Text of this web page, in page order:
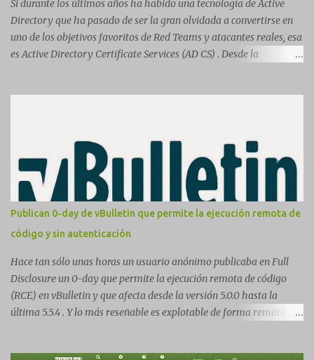
Si durante los últimos años ha habido una tecnología de Active
Directory que ha pasado de ser la gran olvidada a convertirse en
uno de los objetivos favoritos de Red Teams y atacantes reales, esa
es Active Directory Certificate Services (AD CS) . Desde la
elevación de privilegios que afecta a Microsoft Active Directory
Certificate Services y que, según Microsoft, permite que un usuario
autenticado eleve privilegios a través de la red debido a un
problema de autorización. La vulnerabilidad ha recibido una
puntuación CVSS 8.8 y ya dispone de un Proof of Concept público.
Lo interesante de Certighost no es únicamente la vulnerabilidad,
sino el objetivo final. Mientras muchos ataques contra AD CS
buscan obtener un certificado válido para ...
Publican 0-day de vBulletin que permite la ejecución remota de
código y sin autenticación
Hace tan sólo unas horas un usuario anónimo publicaba en Full
Disclosure un 0-day que permite la ejecución remota de código
(RCE) en vBulletin y que afecta desde la versión 5.0.0 hasta la
última 5.5.4 . Y lo más reseñable es explotable de forma remota y